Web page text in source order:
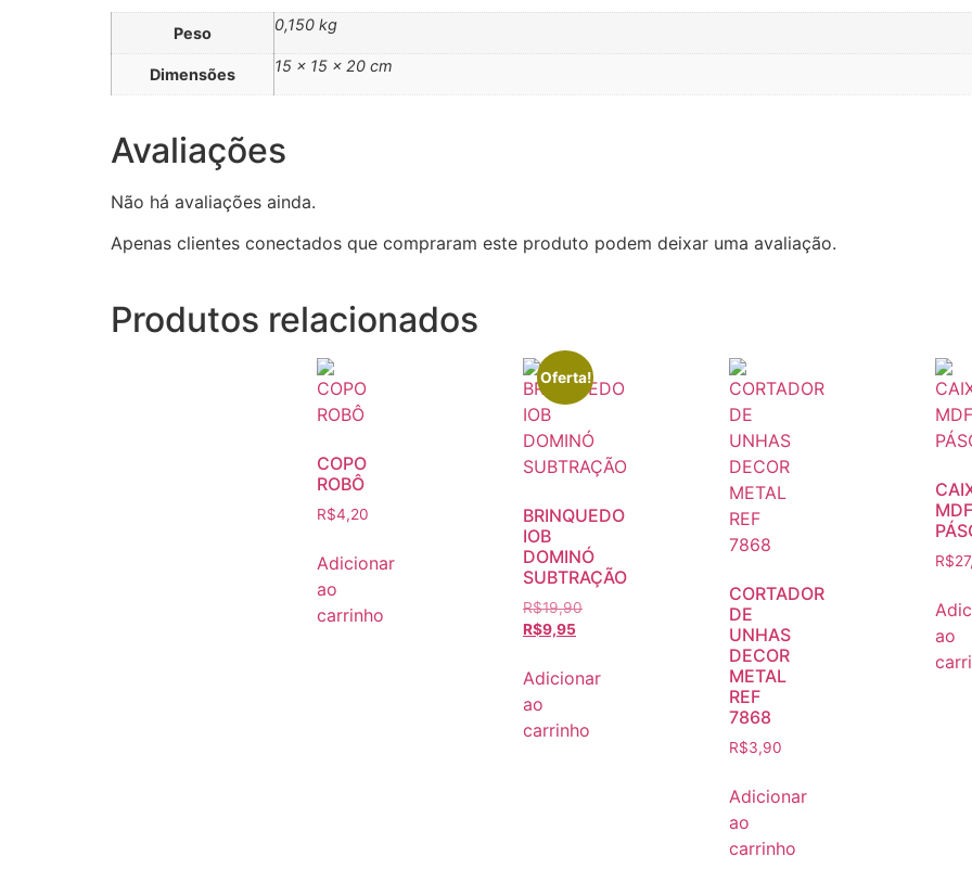
Peso 0,150 kg
Dimensões 15 × 15 × 20 cm
Avaliações
Não há avaliações ainda.
Apenas clientes conectados que compraram este produto podem deixar uma avaliação.
Produtos relacionados
COPO
ROBÔ
R$4,20
Adicionar
ao
carrinho
Oferta!
BRINQUEDO
IOB
DOMINÓ
SUBTRAÇÃO
R$19,90
R$9,95
Adicionar
ao
carrinho
CORTADOR
DE
UNHAS
DECOR
METAL
REF
7868
R$3,90
Adicionar
ao
carrinho
MDF
R$
ao